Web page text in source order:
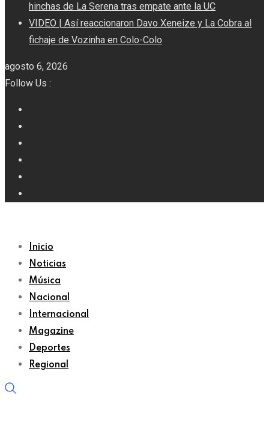
hinchas de La Serena tras empate ante la UC
VIDEO | Así reaccionaron Davo Xeneize y La Cobra al
fichaje de Vozinha en Colo-Colo
agosto 6, 2026
Follow Us :
Inicio
Noticias
Música
Nacional
Internacional
Magazine
Deportes
Regional